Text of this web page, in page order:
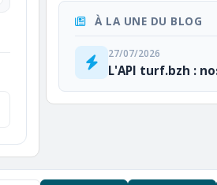
À LA UNE DU BLOG
27/07/2026
L'API turf.bzh :